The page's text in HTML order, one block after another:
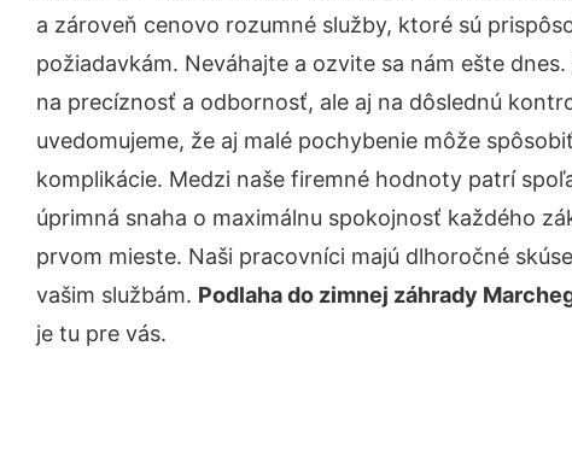
a zároveň cenovo rozumné služby, ktoré sú
požiadavkám. Neváhajte a ozvite sa nám ešte
na precíznosť a odbornosť, ale aj na dôslednú
uvedomujeme, že aj malé pochybenie môže
komplikácie. Medzi naše firemné hodnoty patrí
úprimná snaha o maximálnu spokojnosť každého
prvom mieste. Naši pracovníci majú dlhoročné
vašim službám. Podlaha do zimnej záhrady
je tu pre vás.